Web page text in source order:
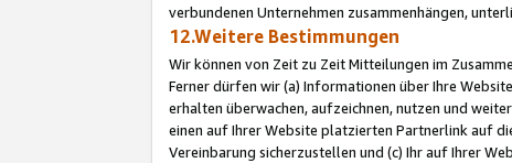
verbundenen Unternehmen zusammenhängen,
12.Weitere Bestimmungen
Wir können von Zeit zu Zeit Mitteilungen im
Ferner dürfen wir (a) Informationen über Ihre
erhalten überwachen, aufzeichnen, nutzen und
einen auf Ihrer Website platzierten Partnerlink auf
Vereinbarung sicherzustellen und (c) Ihr auf Ihrer